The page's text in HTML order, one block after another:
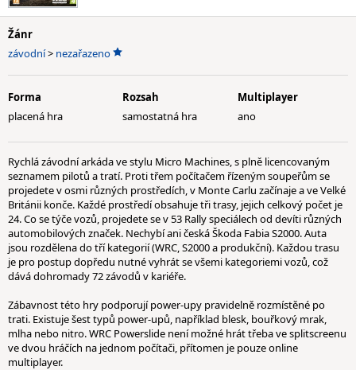
Žánr
závodní> nezařazeno
Forma
placená hra
Rozsah
samostatná hra
Multiplayer
ano
Rychlá závodní arkáda ve stylu Micro Machines, s plně licencovaným
seznamem pilotů a tratí. Proti třem počítačem řízeným soupeřům se
projedete v osmi různých prostředích, v Monte Carlu začínaje a ve Velké
Británii konče. Každé prostředí obsahuje tři trasy, jejich celkový počet je
24. Co se týče vozů, projedete se v 53 Rally speciálech od devíti různých
automobilových značek. Nechybí ani česká Škoda Fabia S2000. Auta
jsou rozdělena do tří kategorií (WRC, S2000 a produkční). Každou trasu
je pro postup dopředu nutné vyhrát se všemi kategoriemi vozů, což
dává dohromady 72 závodů v kariéře.
Zábavnost této hry podporují power-upy pravidelně rozmístěné po
trati. Existuje šest typů power-upů, například blesk, bouřkový mrak,
mlha nebo nitro. WRC Powerslide není možné hrát třeba ve splitscreenu
ve dvou hráčích na jednom počítači, přítomen je pouze online
multiplayer.